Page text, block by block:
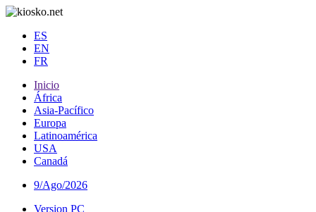
ES
EN
FR
Inicio
África
Asia-Pacífico
Europa
Latinoamérica
USA
Canadá
9/Ago/2026
Version PC